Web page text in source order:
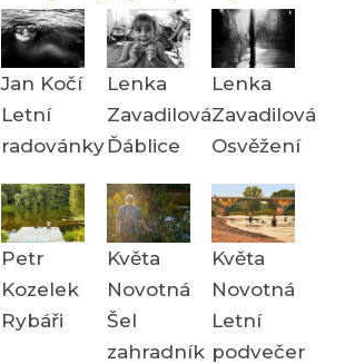
Jan Kočí
Letní
radovánky
Lenka
Zavadilová
Ďáblice
Lenka
Zavadilová
Osvěžení
Petr
Kozelek
Rybáři
Květa
Novotná
Šel
zahradník
Květa
Novotná
Letní
podvečer